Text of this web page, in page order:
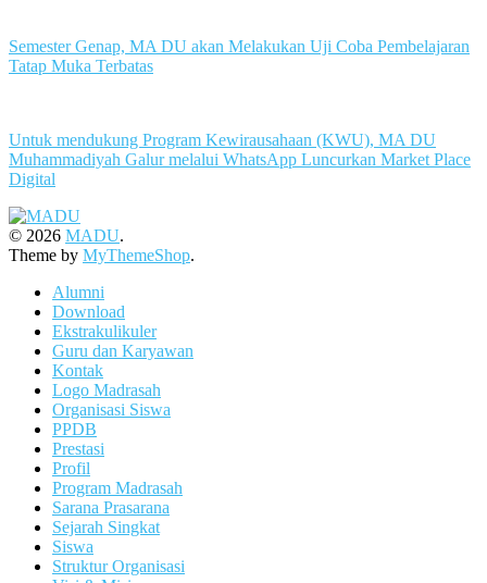
Semester Genap, MA DU akan Melakukan Uji Coba Pembelajaran
Tatap Muka Terbatas
Untuk mendukung Program Kewirausahaan (KWU), MA DU
Muhammadiyah Galur melalui WhatsApp Luncurkan Market Place
Digital
© 2026 MADU.
Theme by MyThemeShop.
Alumni
Download
Ekstrakulikuler
Guru dan Karyawan
Kontak
Logo Madrasah
Organisasi Siswa
PPDB
Prestasi
Profil
Program Madrasah
Sarana Prasarana
Sejarah Singkat
Siswa
Struktur Organisasi